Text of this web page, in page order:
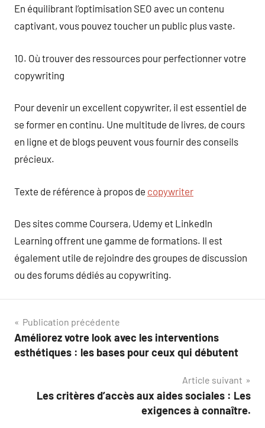
En équilibrant l’optimisation SEO avec un contenu
captivant, vous pouvez toucher un public plus vaste.
10. Où trouver des ressources pour perfectionner votre
copywriting
Pour devenir un excellent copywriter, il est essentiel de
se former en continu. Une multitude de livres, de cours
en ligne et de blogs peuvent vous fournir des conseils
précieux.
Texte de référence à propos de copywriter
Des sites comme Coursera, Udemy et LinkedIn
Learning offrent une gamme de formations. Il est
également utile de rejoindre des groupes de discussion
ou des forums dédiés au copywriting.
Navigation
de
Publication précédente
Améliorez votre look avec les interventions
esthétiques : les bases pour ceux qui débutent
Article suivant
Les critères d’accès aux aides sociales : Les
exigences à connaître.